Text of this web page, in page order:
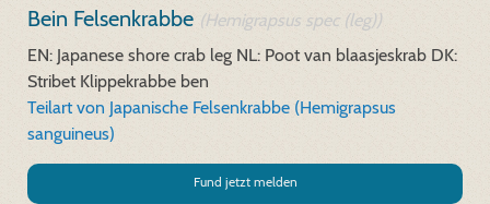
Bein Felsenkrabbe (Hemigrapsus spec (leg))
EN: Japanese shore crab leg NL: Poot van blaasjeskrab DK:
Stribet Klippekrabbe ben
Teilart von Japanische Felsenkrabbe (Hemigrapsus
sanguineus)
Fund jetzt melden